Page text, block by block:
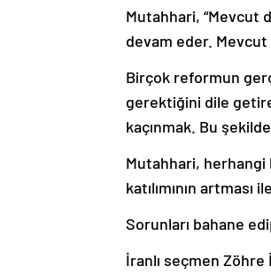
Mutahhari, “Mevcut
devam eder.
Birçok reformun
gerektiğini dile
kaçınmak. Bu
Mutahhari, herhangi
katılımının
Sorunları bahane
İranlı seçmen